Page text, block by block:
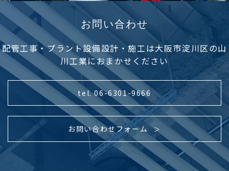
お問い合わせ
配管工事・プラント設備設計・施工は大阪市淀川区の山
川工業におまかせください
tel. 06-6301-9666
お問い合わせフォーム